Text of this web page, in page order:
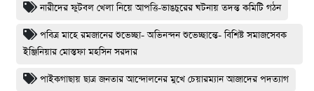
নারীদের ফুটবল খেলা নিয়ে আপত্তি-ভাঙচুরের ঘটনায় তদন্ত কমিটি গঠন
পবিত্র মাহে রমজানের শুভেচ্ছা- অভিনন্দন শুভেচ্ছান্তে- বিশিষ্ট সমাজসেবক
ইঞ্জিনিয়ার মোস্তফা মহসিন সরদার
পাইকগাছায় ছাত্র জনতার আন্দোলনের মুখে চেয়ারম্যান আজাদের পদত্যাগ